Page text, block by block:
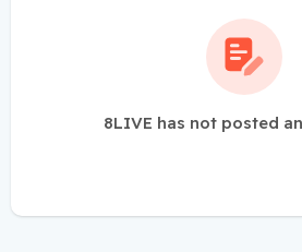
8LIVE has not posted